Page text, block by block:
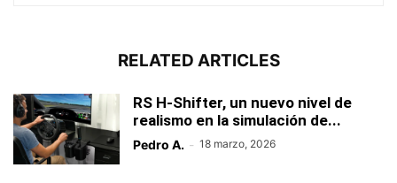
RELATED ARTICLES
RS H-Shifter, un nuevo nivel de
realismo en la simulación de...
Pedro A. - 18 marzo, 2026